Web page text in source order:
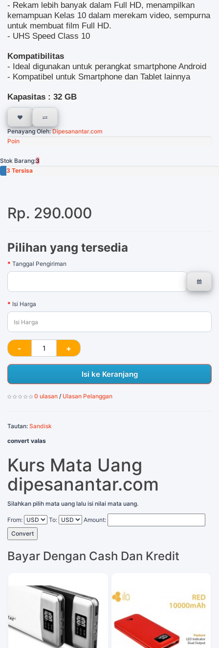
- Rekam lebih banyak dalam Full HD, menampilkan
kemampuan Kelas 10 dalam merekam video, sempurna
untuk membuat film Full HD.
- UHS Speed Class 10
Kompatibilitas
- Ideal digunakan untuk perangkat smartphone Android
- Kompatibel untuk Smartphone dan Tablet lainnya
Kapasitas : 32 GB
Penayang Oleh:Dipesanantar.com
Poin
Stok Barang:3
3 Tersisa
Rp. 290.000
Pilihan yang tersedia
Tanggal Pengiriman
Isi Harga
Isi ke Keranjang
0 ulasan / Ulasan Pelanggan
Tautan: Sandisk
convert valas
Kurs Mata Uang
dipesanantar.com
Silahkan pilih mata uang lalu isi nilai mata uang.
From: To:
Amount:
Convert
Bayar Dengan Cash Dan Kredit